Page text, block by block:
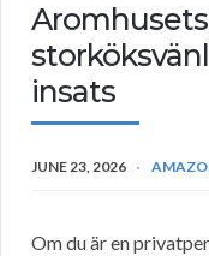
insats
JUNE 23, 2026
Om du är en